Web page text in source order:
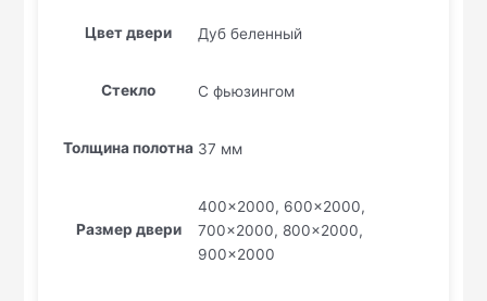
Цвет двери Дуб беленный
Стекло С фьюзингом
Толщина полотна 37 мм
Размер двери
400×2000, 600×2000,
700×2000, 800×2000,
900×2000